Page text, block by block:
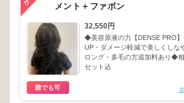
メント＋ファボン
32,550円
◆美容原液の力【DENSE PRO
UP・ダメージ軽減で美しくし
ロング・多毛の方追加料あり◆
セット込
誰でも可